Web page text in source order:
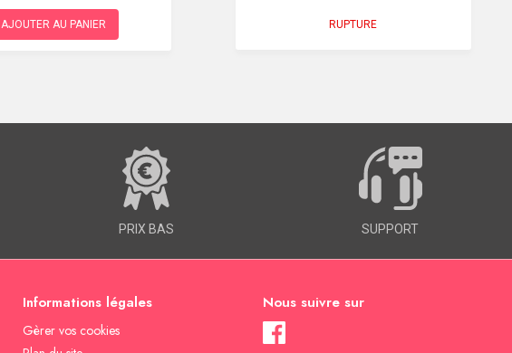
AJOUTER AU PANIER RUPTURE
PRIX BAS SUPPORT
Informations légales
Gèrer vos cookies
Nous suivre sur